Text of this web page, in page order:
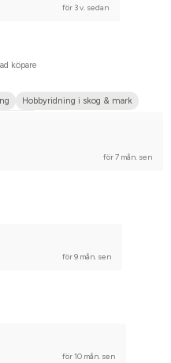
för 3 v. sedan
köpare
Hobbyridning i skog & mark
för 7 mån. sen
för 9 mån. sen
för 10 mån. sen